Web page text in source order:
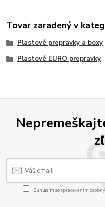
Tovar zaradený v
Plastové prepravky a boxy
Plastové EURO prepravky
Súhlasím sospracovaním